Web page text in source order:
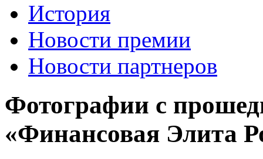
История
Новости премии
Новости партнеров
Фотографии с
«Финансовая Элита